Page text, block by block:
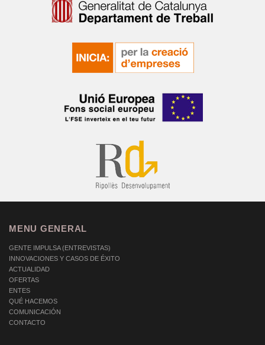
MENU GENERAL
GENTE IMPULSA (ENTREVISTAS)
INNOVACIONES Y CASOS DE ÉXITO
ACTUALIDAD
OFERTAS
ENTES
QUÉ HACEMOS
COMUNICACIÓN
CONTACTO